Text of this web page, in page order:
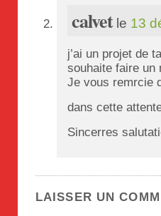
calvetle 13
j’ai un projet de
souhaite faire un
Je vous remrcie
dans cette
Sincerres
LAISSER UN